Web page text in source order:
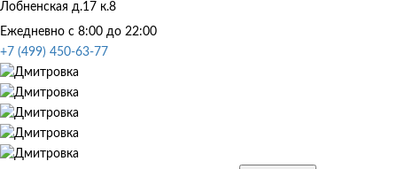
Лобненская д.17 к.8
Ежедневно с 8:00 до 22:00
+7 (499) 450-63-77